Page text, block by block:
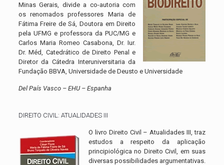
Minas Gerais, divide a co-autoria com
os renomados professores Maria de
Fátima Freire de Sá, Doutora em Direito
pela UFMG e professora da PUC/MG e
Carlos Maria Romeo Casabona, Dr. Iur.
Dr. Méd, Catedrático de Direito Penal e
Diretor da Cátedra Interuniversitaria da
Fundação BBVA, Universidade de Deusto e Universidade
Del País Vasco – EHU – Espanha
DIREITO CIVIL: ATUALIDADES III
O livro Direito Civil – Atualidades III, traz
estudos a respeito da aplicação
principiológica no Direito Civil, em suas
diversas possibilidades argumentativas.